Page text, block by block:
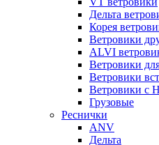
Дельта
Корея
Ветровики
ALVI
Ветровики
Ветровики
Ветровики с
Грузовые
Реснички
ANV
Дельта